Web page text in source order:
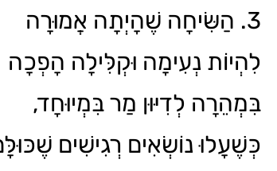
3. הַשִּׂיחָה שֶׁהָיְתָה אֲמוּרָה
לִהְיוֹת נְעִימָה וּקְלִּילָה הָפְכָה
בִּמְהֵרָה לְדִיּוּן מַר בִּמְיוּחָד,
כְּשֶׁעָלוּ נוֹשְׂאִים רְגִישִׁים